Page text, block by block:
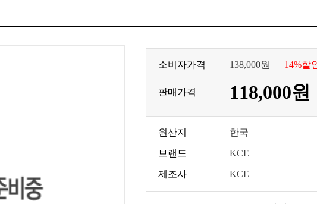
소비자가격 138,000원 14%할
판매가격 118,000원
원산지 한국
브랜드 KCE
제조사 KCE